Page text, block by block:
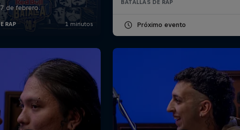
BATALLAS DE RAP
Próximo evento